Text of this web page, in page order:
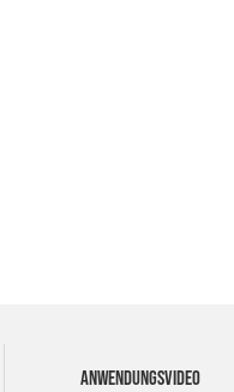
ANWENDUNGSVIDEO